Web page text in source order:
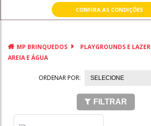
CONFIRA AS CONDIÇÕES
MP BRINQUEDOS PLAYGROUNDS E LAZER
AREIA E ÁGUA
ORDENAR POR:
FILTRAR